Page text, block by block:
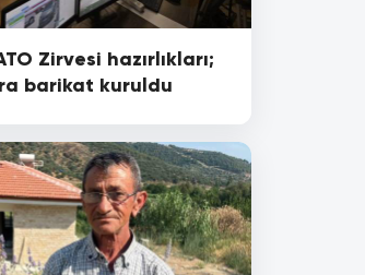
Zirvesi hazırlıkları;
barikat kuruldu